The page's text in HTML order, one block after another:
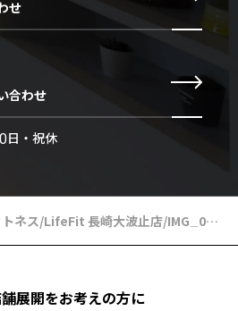
せ
合わせ
日・祝休
ネス/LifeFit 長崎大波止店/ IMG_0232
展開をお考えの方に